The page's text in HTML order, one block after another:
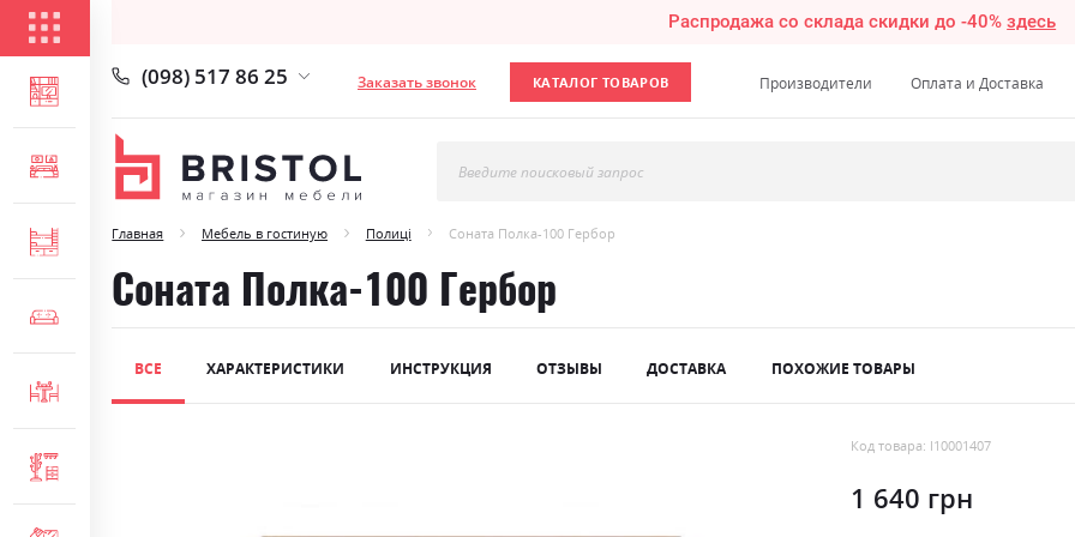
Распродажа со склада скидки до -40%здесь
ГОСТИНАЯ
СПАЛЬНЯ
ДЕТСКАЯ
(098) 517 86 25 Заказать звонок КАТАЛОГ ТОВАРОВ Производители Оплата и Доставка
Введите поисковый запрос
Главная Мебель в гостиную Полиці Соната Полка-100 Гербор
Соната Полка-100 Гербор
ВСЕ ХАРАКТЕРИСТИКИ ИНСТРУКЦИЯ ОТЗЫВЫ ДОСТАВКА ПОХОЖИЕ ТОВАРЫ
Код товара: l10001407
1 640 грн